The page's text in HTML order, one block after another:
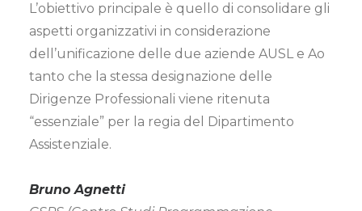
L’obiettivo principale è quello di consolidare gli
aspetti organizzativi in considerazione
dell’unificazione delle due aziende AUSL e Ao
tanto che la stessa designazione delle
Dirigenze Professionali viene ritenuta
“essenziale” per la regia del Dipartimento
Assistenziale.
Bruno Agnetti